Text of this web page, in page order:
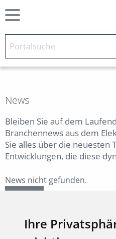
Ihre
News
Bleiben Sie auf dem
Branchennews aus dem
Sie alles über die neuesten
Entwicklungen, die diese
News nicht gefunden.